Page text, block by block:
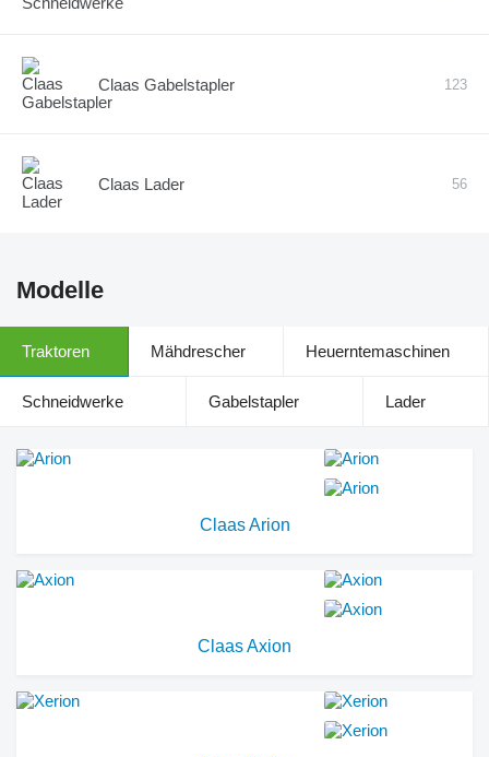
Claas Gabelstapler 123
Claas Lader 56
Modelle
Traktoren Mähdrescher Heuerntemaschinen
Schneidwerke Gabelstapler Lader
Claas Arion
Claas Axion